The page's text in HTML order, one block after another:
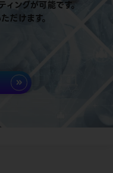
ングが可能です。
だけます。